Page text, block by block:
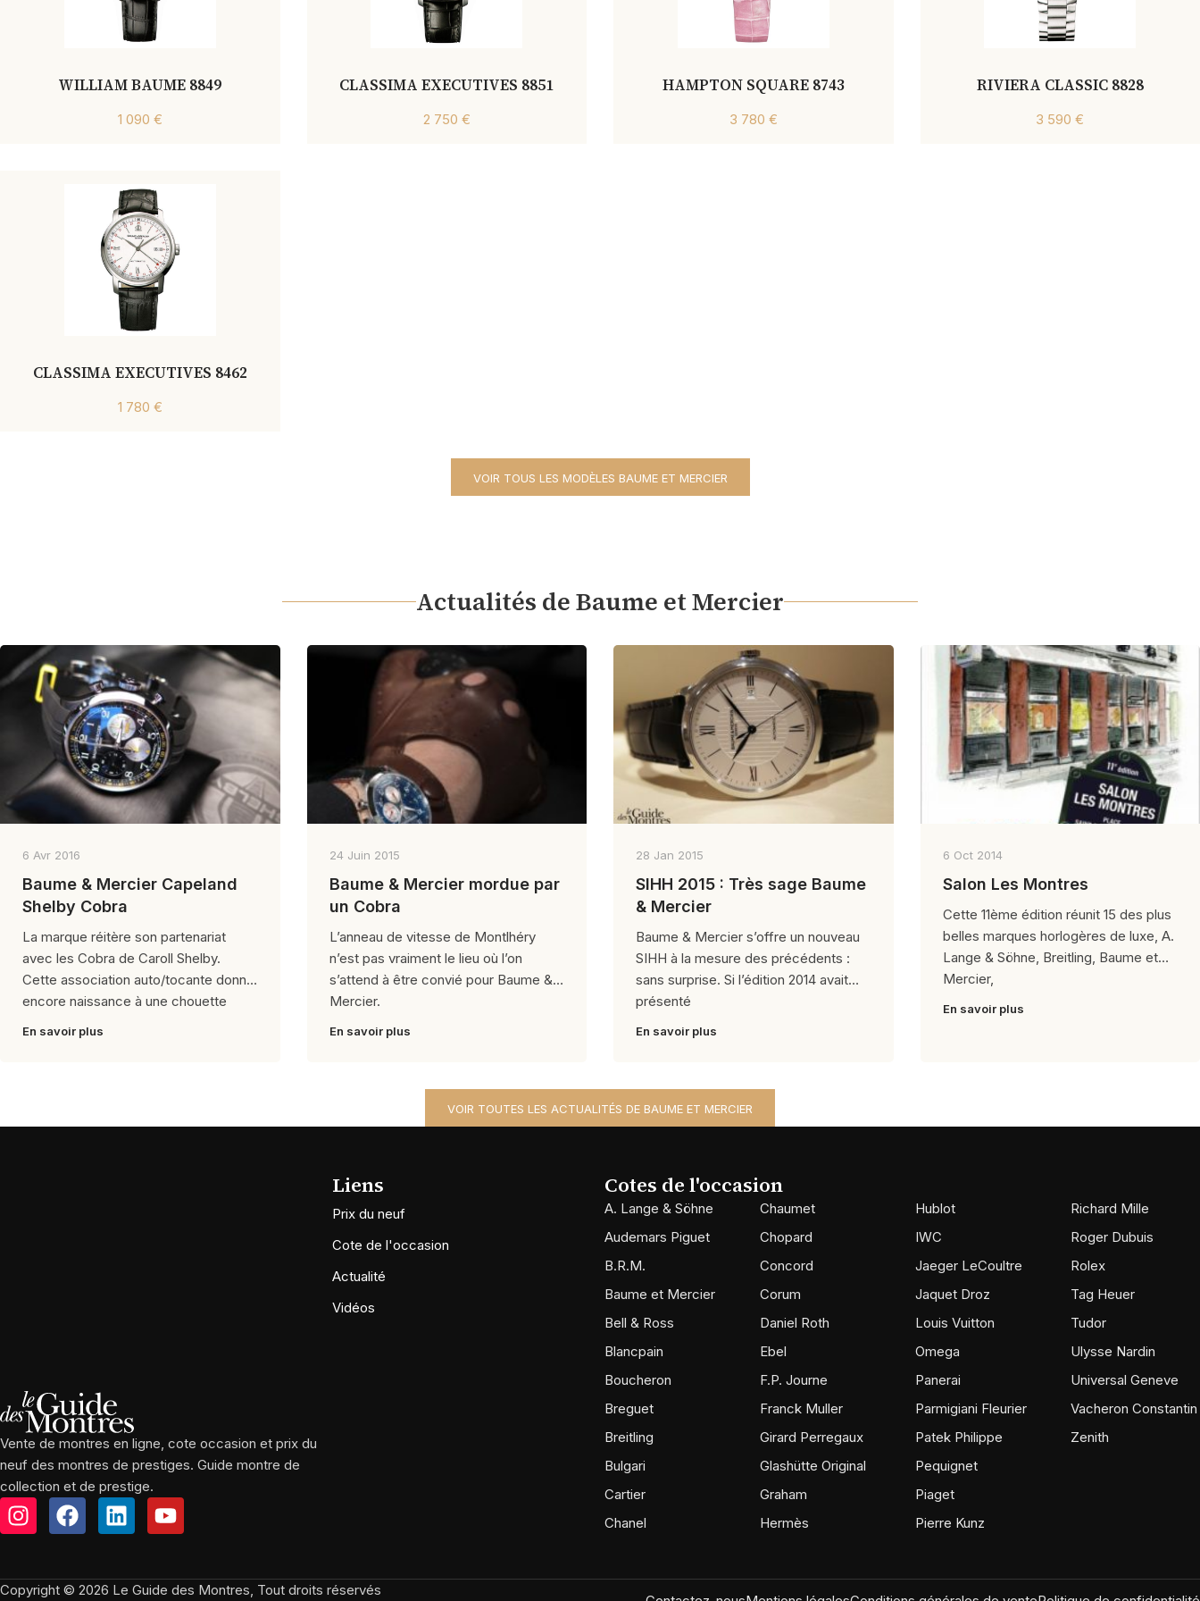
WILLIAM BAUME 8849
1 090 €
CLASSIMA EXECUTIVES 8851
2 750 €
HAMPTON SQUARE 8743
3 780 €
RIVIERA CLASSIC 8828
3 590 €
CLASSIMA EXECUTIVES 8462
1 780 €
VOIR TOUS LES MODÈLES BAUME ET MERCIER
Actualités de Baume et Mercier
6 Avr 2016
Baume & Mercier Capeland
Shelby Cobra
La marque réitère son partenariat
avec les Cobra de Caroll Shelby.
Cette association auto/tocante donne
encore naissance à une chouette
En savoir plus
24 Juin 2015
Baume & Mercier mordue par
un Cobra
L’anneau de vitesse de Montlhéry
n’est pas vraiment le lieu où l’on
s’attend à être convié pour Baume &
Mercier.
En savoir plus
28 Jan 2015
SIHH 2015 : Très sage Baume
& Mercier
Baume & Mercier s’offre un nouveau
SIHH à la mesure des précédents :
sans surprise. Si l’édition 2014 avait
présenté
En savoir plus
6 Oct 2014
Salon Les Montres
Cette 11ème édition réunit 15 des plus
belles marques horlogères de luxe, A.
Lange & Söhne, Breitling, Baume et
Mercier,
En savoir plus
VOIR TOUTES LES ACTUALITÉS DE BAUME ET MERCIER
Vente de montres en ligne, cote occasion et prix du
neuf des montres de prestiges. Guide montre de
collection et de prestige.
Liens
Prix du neuf
Cote de l'occasion
Actualité
Vidéos
Cotes de l'occasion
A. Lange & Söhne
Audemars Piguet
B.R.M.
Baume et Mercier
Bell & Ross
Blancpain
Boucheron
Breguet
Breitling
Bulgari
Cartier
Chanel
Chaumet
Chopard
Concord
Corum
Daniel Roth
Ebel
F.P. Journe
Franck Muller
Girard Perregaux
Glashütte Original
Graham
Hermès
Hublot
IWC
Jaeger LeCoultre
Jaquet Droz
Louis Vuitton
Omega
Panerai
Parmigiani Fleurier
Patek Philippe
Pequignet
Piaget
Pierre Kunz
Richard Mille
Roger Dubuis
Rolex
Tag Heuer
Tudor
Ulysse Nardin
Universal Geneve
Vacheron Constantin
Zenith
Copyright © 2026 Le Guide des Montres, Tout droits réservés